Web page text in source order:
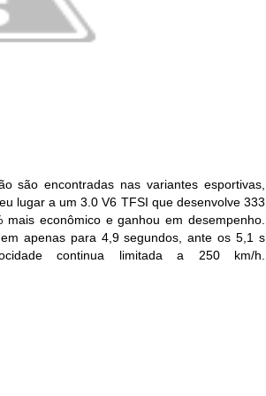
são encontradas nas variantes esportivas,
lugar a um 3.0 V6 TFSI que desenvolve 333
mais econômico e ganhou em desempenho.
apenas para 4,9 segundos, ante os 5,1 s
continua limitada a 250 km/h.